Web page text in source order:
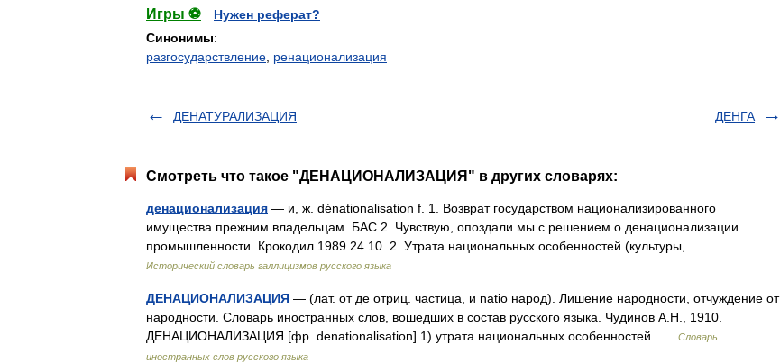
Игры ⚽
Нужен реферат?
Синонимы:
разгосударствление ренационализация
ДЕНАТУРАЛИЗАЦИЯ ДЕНГА
Смотреть что такое "ДЕНАЦИОНАЛИЗАЦИЯ" в других словарях:
денационализация — и, ж. dénationalisation f. 1. Возврат государством национализированного
имущества прежним владельцам. БАС 2. Чувствую, опоздали мы с решением о денационализации
промышленности. Крокодил 1989 24 10. 2. Утрата национальных особенностей (культуры,… …
Исторический словарь галлицизмов русского языка
ДЕНАЦИОНАЛИЗАЦИЯ — (лат. от де отриц. частица, и natio народ). Лишение народности, отчуждение от
народности. Словарь иностранных слов, вошедших в состав русского языка. Чудинов А.Н., 1910.
ДЕНАЦИОНАЛИЗАЦИЯ [фр. denationalisation] 1) утрата национальных особенностей …
Словарь
иностранных слов русского языка